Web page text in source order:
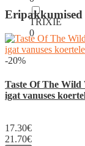
TRIXIE
0
Eripakkumised
-20%
Taste Of The Wild
igat vanuses
17.30€
21.70€